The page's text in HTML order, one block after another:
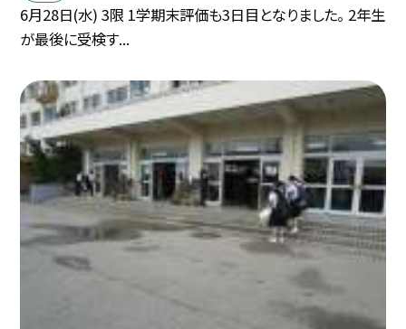
6月28日(水) 3限 1学期末評価も3日目となりました。 2年生
が最後に受検す...